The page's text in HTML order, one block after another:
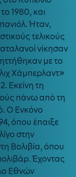
1980, και
Ήταν,
τελικούς
νίκησαν
με το
Χάμπερλαντ»
Εκείνη τη
πάνω από τη
Ο Ενκόνο
όπου έπαιξε
στην
Βολιβία, όπου
Έχοντας
Εθνών